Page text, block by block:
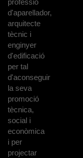
d'aparellador,
arquitecte
tècnic i
enginyer
d'edificació
per tal
d'aconseguir
la seva
promoció
tècnica,
social i
econòmica
i per
projectar